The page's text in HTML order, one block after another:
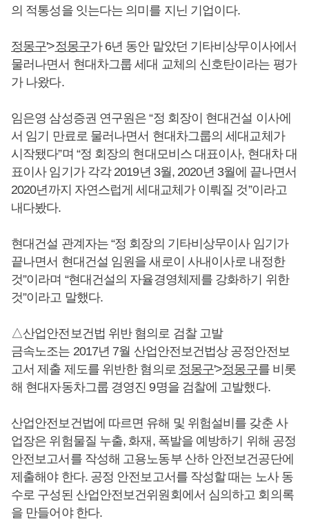
의 적통성을 잇는다는 의미를 지닌 기업이다.
정몽구'>정몽구가 6년 동안 맡았던 기타비상무이사에서
물러나면서 현대차그룹 세대 교체의 신호탄이라는 평가
가 나왔다.
임은영 삼성증권 연구원은 “정 회장이 현대건설 이사에
서 임기 만료로 물러나면서 현대차그룹의 세대교체가
시작됐다”며 “정 회장의 현대모비스 대표이사, 현대차 대
표이사 임기가 각각 2019년 3월, 2020년 3월에 끝나면서
2020년까지 자연스럽게 세대교체가 이뤄질 것”이라고
내다봤다.
현대건설 관계자는 “정 회장의 기타비상무이사 임기가
끝나면서 현대건설 임원을 새로이 사내이사로 내정한
것”이라며 “현대건설의 자율경영체제를 강화하기 위한
것”이라고 말했다.
△산업안전보건법 위반 혐의로 검찰 고발
금속노조는 2017년 7월 산업안전보건법상 공정안전보
고서 제출 제도를 위반한 혐의로 정몽구'>정몽구를 비롯
해 현대자동차그룹 경영진 9명을 검찰에 고발했다.
산업안전보건법에 따르면 유해 및 위험설비를 갖춘 사
업장은 위험물질 누출, 화재, 폭발을 예방하기 위해 공정
안전보고서를 작성해 고용노동부 산하 안전보건공단에
제출해야 한다. 공정 안전보고서를 작성할 때는 노사 동
수로 구성된 산업안전보건위원회에서 심의하고 회의록
을 만들어야 한다.